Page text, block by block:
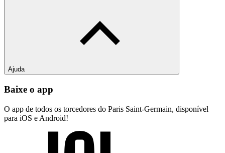
Ajuda
Baixe o app
O app de todos os torcedores do Paris Saint-Germain, disponível
para iOS e Android!